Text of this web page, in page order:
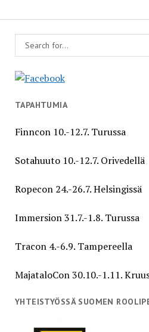
TAPAHTUMIA
Finncon 10.-12.7. Turussa
Sotahuuto 10.-12.7. Orivedellä
Ropecon 24.-26.7. Helsingissä
Immersion 31.7.-1.8. Turussa
Tracon 4.-6.9. Tampereella
MajataloCon 30.10.-1.11.
YHTEISTYÖSSÄ SUOMEN